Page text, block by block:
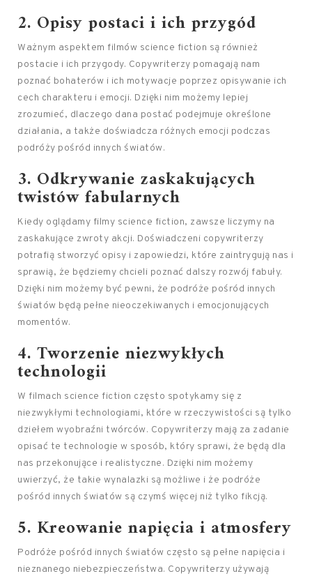
2. Opisy postaci i ich przygód
Ważnym aspektem filmów science fiction są również
postacie i ich przygody. Copywriterzy pomagają nam
poznać bohaterów i ich motywacje poprzez opisywanie ich
cech charakteru i emocji. Dzięki nim możemy lepiej
zrozumieć, dlaczego dana postać podejmuje określone
działania, a także doświadcza różnych emocji podczas
podróży pośród innych światów.
3. Odkrywanie zaskakujących
twistów fabularnych
Kiedy oglądamy filmy science fiction, zawsze liczymy na
zaskakujące zwroty akcji. Doświadczeni copywriterzy
potrafią stworzyć opisy i zapowiedzi, które zaintrygują nas i
sprawią, że będziemy chcieli poznać dalszy rozwój fabuły.
Dzięki nim możemy być pewni, że podróże pośród innych
światów będą pełne nieoczekiwanych i emocjonujących
momentów.
4. Tworzenie niezwykłych
technologii
W filmach science fiction często spotykamy się z
niezwykłymi technologiami, które w rzeczywistości są tylko
dziełem wyobraźni twórców. Copywriterzy mają za zadanie
opisać te technologie w sposób, który sprawi, że będą dla
nas przekonujące i realistyczne. Dzięki nim możemy
uwierzyć, że takie wynalazki są możliwe i że podróże
pośród innych światów są czymś więcej niż tylko fikcją.
5. Kreowanie napięcia i atmosfery
Podróże pośród innych światów często są pełne napięcia i
nieznanego niebezpieczeństwa. Copywriterzy używają